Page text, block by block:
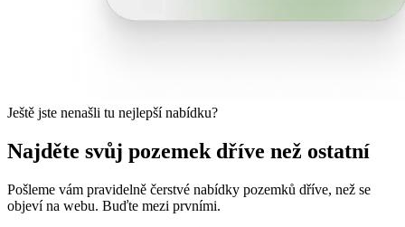
Ještě jste nenašli tu nejlepší nabídku?
Najděte svůj pozemek dříve než ostatní
Pošleme vám pravidelně čerstvé nabídky pozemků dříve, než se
objeví na webu. Buďte mezi prvními.